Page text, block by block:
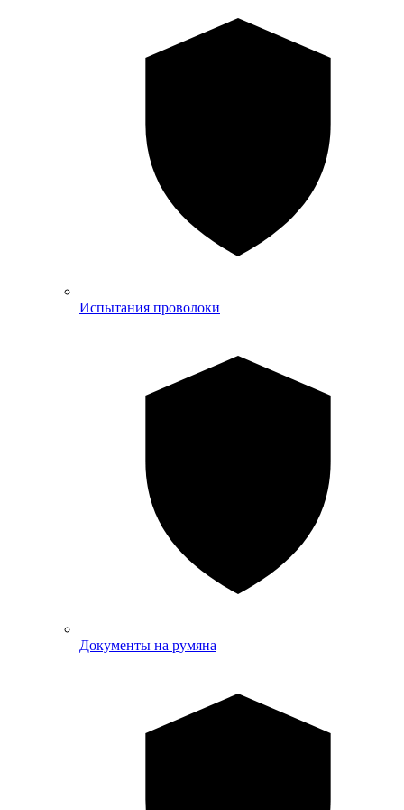
Испытания проволоки
Документы на румяна